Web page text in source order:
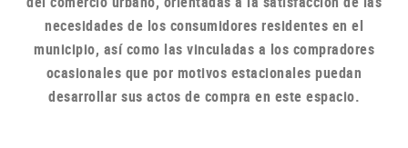
necesidades de los consumidores residentes en el
municipio, así como las vinculadas a los compradores
ocasionales que por motivos estacionales puedan
desarrollar sus actos de compra en este espacio.